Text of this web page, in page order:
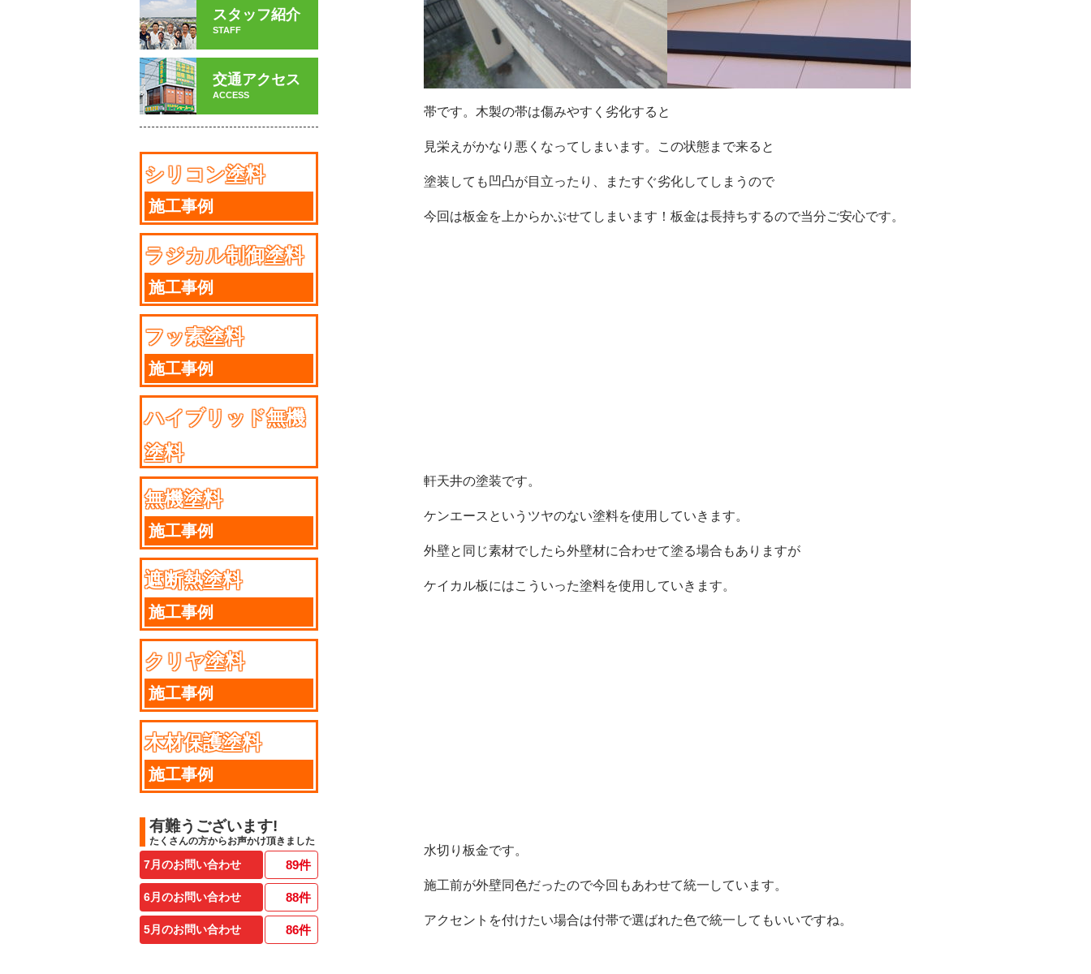
帯です。木製の帯は傷みやすく劣化すると
見栄えがかなり悪くなってしまいます。この状態まで来ると
塗装しても凹凸が目立ったり、またすぐ劣化してしまうので
今回は板金を上からかぶせてしまいます！板金は長持ちするので当分ご安心です。
軒天井の塗装です。
ケンエースというツヤのない塗料を使用していきます。
外壁と同じ素材でしたら外壁材に合わせて塗る場合もありますが
ケイカル板にはこういった塗料を使用していきます。
水切り板金です。
施工前が外壁同色だったので今回もあわせて統一しています。
アクセントを付けたい場合は付帯で選ばれた色で統一してもいいですね。
スタッフ紹介
STAFF
交通アクセス
ACCESS
シリコン塗料
施工事例
ラジカル制御塗料
施工事例
フッ素塗料
施工事例
ハイブリッド無機
塗料
施工事例
無機塗料
施工事例
遮断熱塗料
施工事例
クリヤ塗料
施工事例
木材保護塗料
施工事例
有難うございます!
たくさんの方からお声かけ頂きました
7月のお問い合わせ 89件
6月のお問い合わせ 88件
5月のお問い合わせ 86件